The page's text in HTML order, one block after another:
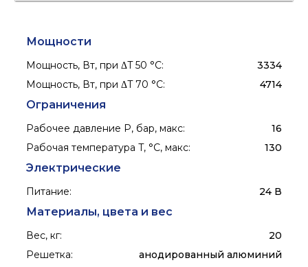
Мощности
Мощность, Вт, при ΔT 50 °С:
3334
Мощность, Вт, при ΔT 70 °С: 4714
Ограничения
Рабочее давление P, бар, макс:
16
Рабочая температура T, °C, макс: 130
Электрические
Питание: 24 В
Материалы, цвета и вес
Вес, кг:
20
Решетка: анодированный алюминий